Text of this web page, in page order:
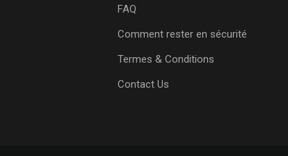
FAQ
Comment rester en sécurité
Termes & Conditions
Contact Us